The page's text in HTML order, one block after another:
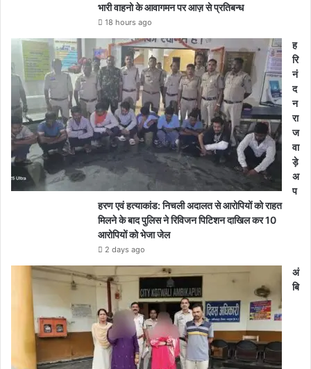
भारी वाहनो के आवागमन पर आज़ से प्रतिबन्ध
18 hours ago
ह
रि
नं
द
न
रा
ज
वा
ड़े
अ
प
हरण एवं हत्याकांड: निचली अदालत से आरोपियों को राहत
मिलने के बाद पुलिस ने रिविजन पिटिशन दाखिल कर 10
आरोपियों को भेजा जेल
2 days ago
अं
बि